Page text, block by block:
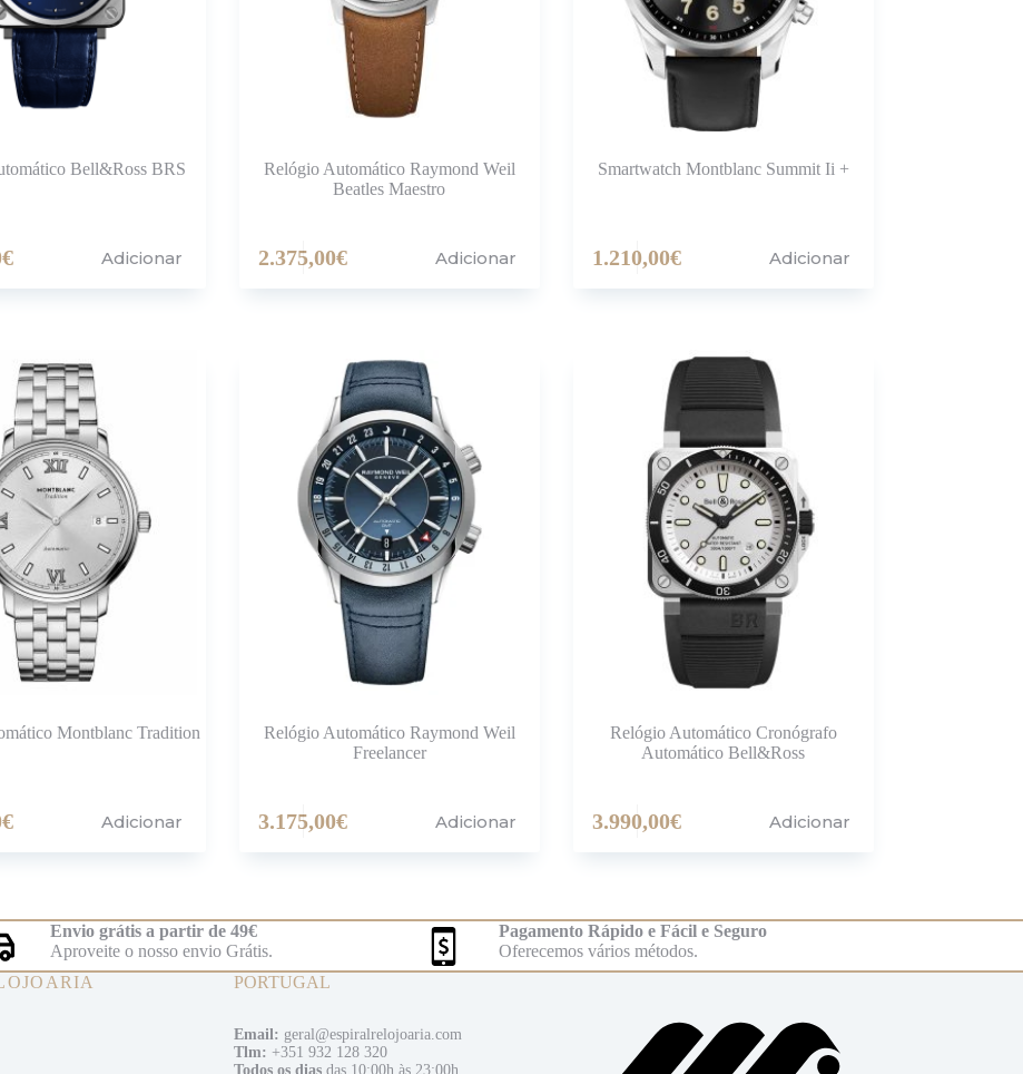
Bell&Ross BRS
€ Adicionar
Relógio Automático Raymond Weil
Beatles Maestro
2.375,00€ Adicionar
Smartwatch Montblanc Summit Ii +
1.210,00€ Adicionar
Montblanc Tradition
€ Adicionar
Relógio Automático Raymond Weil
Freelancer
3.175,00€ Adicionar
Relógio Automático Cronógrafo
Automático Bell&Ross
3.990,00€ Adicionar
Envio grátis a partir de 49€
Aproveite o nosso envio Grátis.
Pagamento Rápido e Fácil e Seguro
Oferecemos vários métodos.
PORTUGAL
Email: geral@espiralrelojoaria.com
Tlm: +351 932 128 320
Todos os diasdas 10:00h às 23:00h